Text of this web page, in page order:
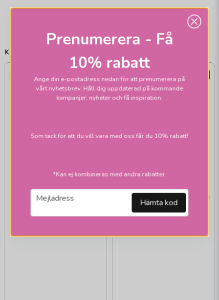
KÖP TILL
Prenumerera - Få
10% rabatt
Ange din e-postadress nedan för att prenumerera på
vårt nyhetsbrev. Håll dig uppdaterad på kommande
kampanjer, nyheter och få inspiration.
Som tack för att du vill vara med oss får du 10% rabatt!
*Kan ej kombineras med andra rabatter.
email
Mejladress Hämta kod